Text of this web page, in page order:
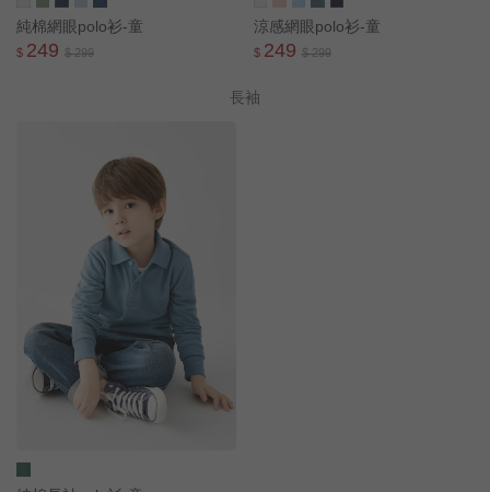
純棉網眼polo衫-童
$ 249 $ 299
涼感網眼polo衫-童
$ 249 $ 299
長袖